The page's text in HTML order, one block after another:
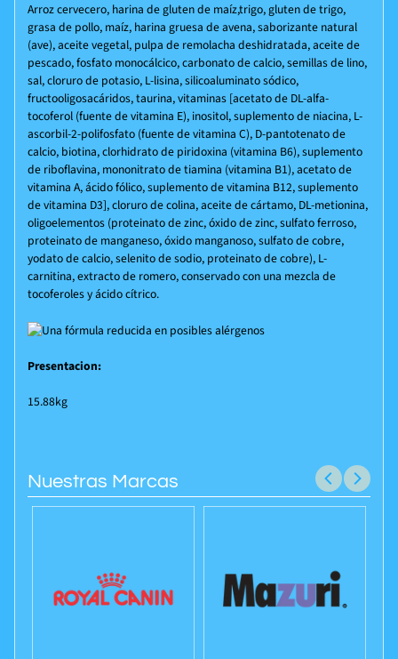
Arroz cervecero, harina de gluten de maíz,trigo, gluten de trigo,
grasa de pollo, maíz, harina gruesa de avena, saborizante natural
(ave), aceite vegetal, pulpa de remolacha deshidratada, aceite de
pescado, fosfato monocálcico, carbonato de calcio, semillas de lino,
sal, cloruro de potasio, L-lisina, silicoaluminato sódico,
fructooligosacáridos, taurina, vitaminas [acetato de DL-alfa-
tocoferol (fuente de vitamina E), inositol, suplemento de niacina, L-
ascorbil-2-polifosfato (fuente de vitamina C), D-pantotenato de
calcio, biotina, clorhidrato de piridoxina (vitamina B6), suplemento
de riboflavina, mononitrato de tiamina (vitamina B1), acetato de
vitamina A, ácido fólico, suplemento de vitamina B12, suplemento
de vitamina D3], cloruro de colina, aceite de cártamo, DL-metionina,
oligoelementos (proteinato de zinc, óxido de zinc, sulfato ferroso,
proteinato de manganeso, óxido manganoso, sulfato de cobre,
yodato de calcio, selenito de sodio, proteinato de cobre), L-
carnitina, extracto de romero, conservado con una mezcla de
tocoferoles y ácido cítrico.
Presentacion:
15.88kg
Nuestras Marcas